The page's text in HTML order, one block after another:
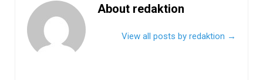
About redaktion
View all posts by redaktion →